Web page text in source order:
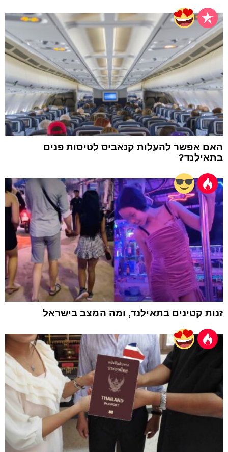
האם אפשר להעלות קנאביס לטיסות פנים
בתאילנד?
זנות קטינים בתאילנד, ומה המצב בישראל